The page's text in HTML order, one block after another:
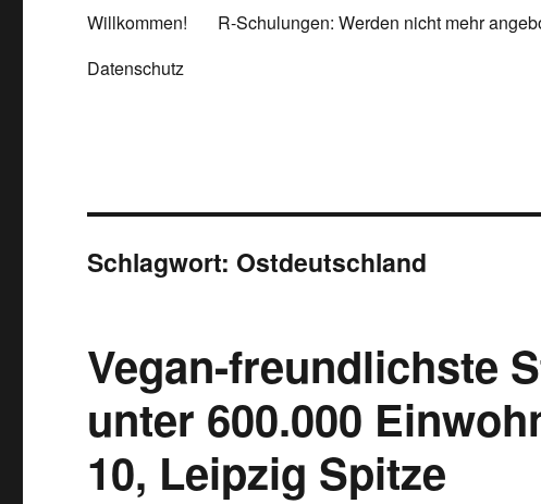
Willkommen! R-Schulungen: Werden nicht mehr
Datenschutz
Schlagwort: Ostdeutschland
Vegan-freundlichste
unter 600.000
10, Leipzig Spitze